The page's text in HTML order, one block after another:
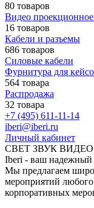
80 товаров
Видео
16 товаров
Кабели и разъемы
686 товаров
Силовые кабели
Фурнитура для
564 товара
Распродажа
32 товара
+7 (495) 611-11-14
iberi@iberi.ru
Личный кабинет
СВЕТ ЗВУК
Iberi - ваш надежный
Мы предлагаем
мероприятий
корпоративных